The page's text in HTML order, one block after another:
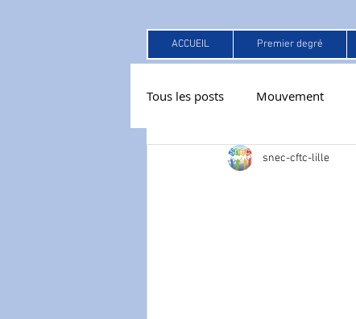
ACCUEIL Premier degré
Tous les posts Mouvement
snec-cftc-lille